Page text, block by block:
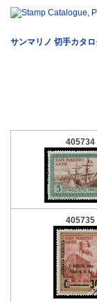
サンマリノ 切手カタ
405734
405735